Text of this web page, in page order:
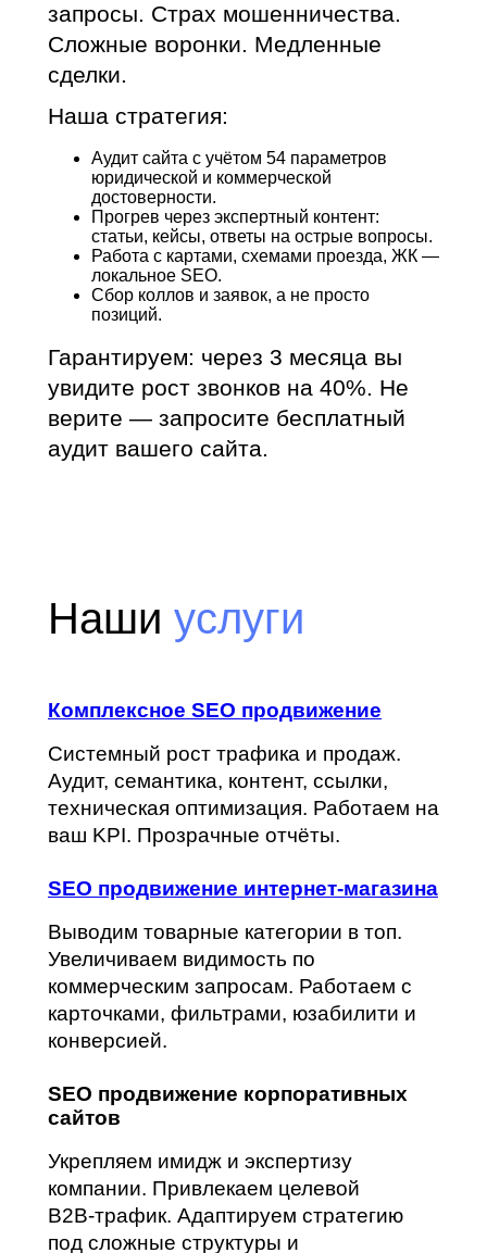
запросы. Страх мошенничества.
Сложные воронки. Медленные
сделки.
Наша стратегия:
Аудит сайта с учётом 54 параметров
юридической и коммерческой
достоверности.
Прогрев через экспертный контент:
статьи, кейсы, ответы на острые вопросы.
Работа с картами, схемами проезда, ЖК —
локальное SEO.
Сбор коллов и заявок, а не просто
позиций.
Гарантируем: через 3 месяца вы
увидите рост звонков на 40%. Не
верите — запросите бесплатный
аудит вашего сайта.
Наши услуги
Комплексное SEO продвижение
Системный рост трафика и продаж.
Аудит, семантика, контент, ссылки,
техническая оптимизация. Работаем на
ваш KPI. Прозрачные отчёты.
SEO продвижение интернет-магазина
Выводим товарные категории в топ.
Увеличиваем видимость по
коммерческим запросам. Работаем с
карточками, фильтрами, юзабилити и
конверсией.
SEO продвижение корпоративных
сайтов
Укрепляем имидж и экспертизу
компании. Привлекаем целевой
B2B‑трафик. Адаптируем стратегию
под сложные структуры и